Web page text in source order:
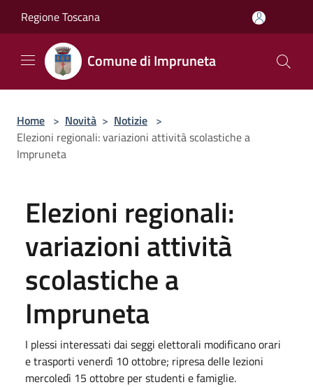
Regione Toscana
Comune di Impruneta
Home > Novità > Notizie >
Elezioni regionali: variazioni attività scolastiche a
Impruneta
Elezioni regionali:
variazioni attività
scolastiche a
Impruneta
I plessi interessati dai seggi elettorali modificano orari
e trasporti venerdì 10 ottobre; ripresa delle lezioni
mercoledì 15 ottobre per studenti e famiglie.